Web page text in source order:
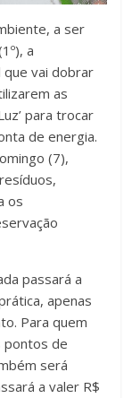
a ser
a
que vai dobrar
as
para trocar
de energia.
(7),
os
passará a
apenas
Para quem
pontos de
será
a valer R$